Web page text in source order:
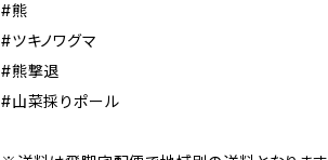
#熊
#ツキノワグマ
#熊撃退
#山菜採りポール